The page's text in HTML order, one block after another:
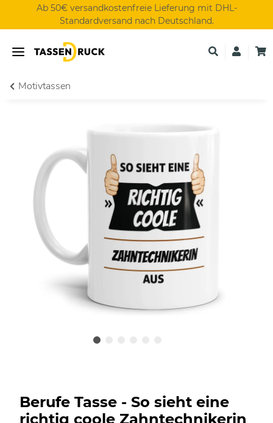
Ab 50€ versandkostenfreie Lieferung mit DHL-
Standardversand nach Deutschland.
Motivtassen
Berufe Tasse - So sieht eine
richtig coole Zahntechnikerin